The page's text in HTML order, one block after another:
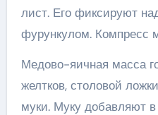
лист. Его фиксируют
фурункулом. Компресс
Медово-яичная масса
желтков, столовой
муки. Муку добавляют